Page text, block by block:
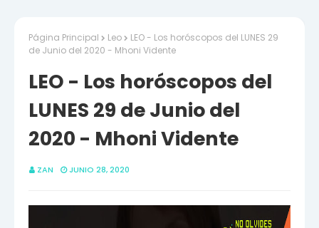
Página Principal Leo
LEO - Los horóscopos del LUNES 29
de Junio del 2020 - Mhoni Vidente
LEO - Los horóscopos del
LUNES 29 de Junio del
2020 - Mhoni Vidente
ZAN JUNIO 28, 2020